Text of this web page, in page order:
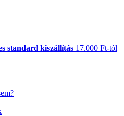
standard kiszállítás 17.000 Ft-tól